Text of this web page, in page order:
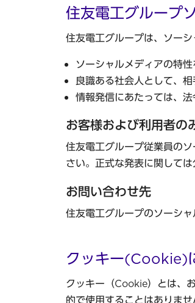
住友電工グループ
住友電工グループは、ソー
ソーシャルメディアの特
良識ある社会人として、
情報発信にあたっては、
お客様および利用者の
住友電工グループ従業員の
さい。正式な発表に関して
お問い合わせ先
住友電工グループのソーシ
クッキー(Cookie)
クッキー（Cookie）とは、
的で使用することはありま